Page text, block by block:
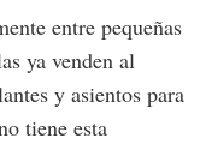
entre pequeñas
ya venden al
y asientos para
tiene esta